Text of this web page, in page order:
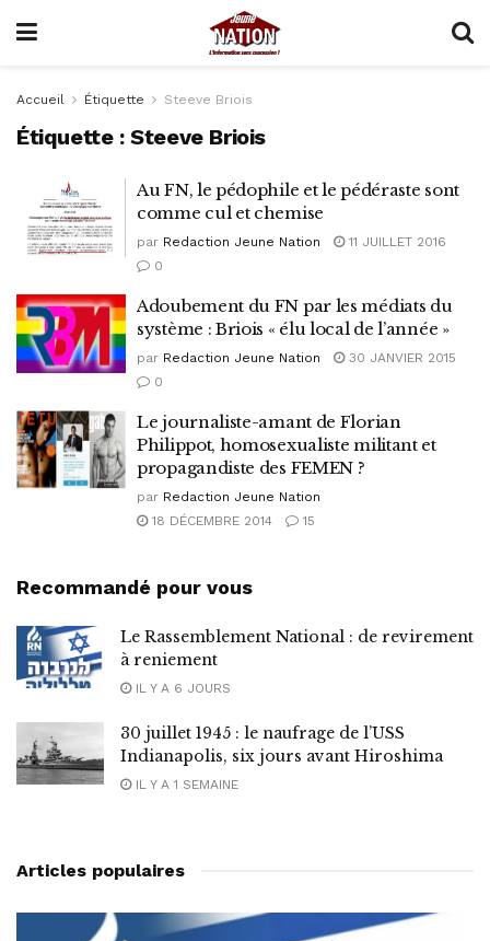
Accueil Étiquette Steeve Briois
Étiquette :Steeve Briois
Au FN, le pédophile et le pédéraste sont
comme cul et chemise
par Redaction Jeune Nation
11 JUILLET 2016
0
Adoubement du FN par les médiats du
système : Briois « élu local de l’année »
par Redaction Jeune Nation
30 JANVIER 2015
0
Le journaliste-amant de Florian
Philippot, homosexualiste militant et
propagandiste des FEMEN ?
par Redaction Jeune Nation
18 DÉCEMBRE 2014
15
Recommandé pour vous
Le Rassemblement National : de revirement
à reniement
IL Y A 6 JOURS
30 juillet 1945 : le naufrage de l’USS
Indianapolis, six jours avant Hiroshima
IL Y A 1 SEMAINE
Articles populaires